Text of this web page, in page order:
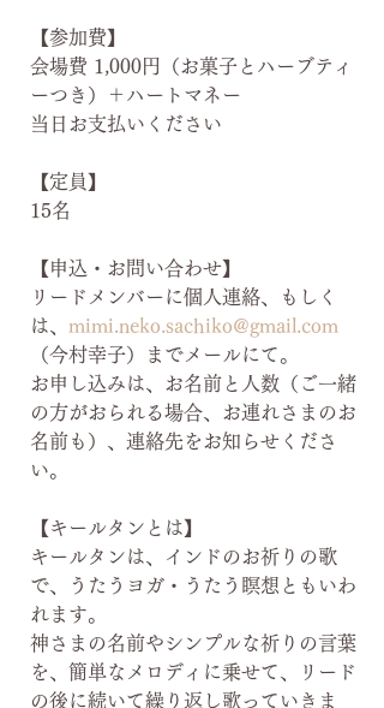
【参加費】
会場費 1,000円（お菓子とハーブティ
ーつき）＋ハートマネー
当日お支払いください
【定員】
15名
【申込・お問い合わせ】
リードメンバーに個人連絡、もしく
は、 mimi.neko.sachiko@gmail.com
（今村幸子）までメールにて。
お申し込みは、お名前と人数（ご一緒
の方がおられる場合、お連れさまのお
名前も）、連絡先をお知らせくださ
い。
【キールタンとは】
キールタンは、インドのお祈りの歌
で、うたうヨガ・うたう瞑想ともいわ
れます。
神さまの名前やシンプルな祈りの言葉
を、簡単なメロディに乗せて、リード
の後に続いて繰り返し歌っていきま